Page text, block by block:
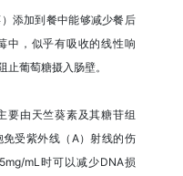
添加到餐中能够减少餐后
中，似乎有吸收的线性响
止葡萄糖摄入肠壁。
要由天竺葵素及其糖苷组
受紫外线（A）射线的伤
mL时可以减少DNA损